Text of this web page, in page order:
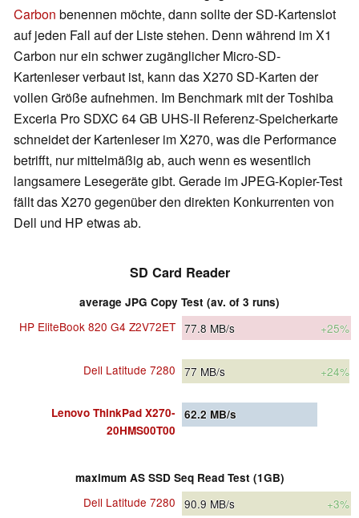
Carbon benennen möchte, dann sollte der SD-Kartenslot
auf jeden Fall auf der Liste stehen. Denn während im X1
Carbon nur ein schwer zugänglicher Micro-SD-
Kartenleser verbaut ist, kann das X270 SD-Karten der
vollen Größe aufnehmen. Im Benchmark mit der Toshiba
Exceria Pro SDXC 64 GB UHS-II Referenz-Speicherkarte
schneidet der Kartenleser im X270, was die Performance
betrifft, nur mittelmäßig ab, auch wenn es wesentlich
langsamere Lesegeräte gibt. Gerade im JPEG-Kopier-Test
fällt das X270 gegenüber den direkten Konkurrenten von
Dell und HP etwas ab.
SD Card Reader
average JPG Copy Test (av. of 3 runs)
HP EliteBook 820 G4 Z2V72ET 77.8 MB/s +25%
Dell Latitude 7280 77 MB/s +24%
Lenovo ThinkPad X270-
20HMS00T00
62.2 MB/s
maximum AS SSD Seq Read Test (1GB)
Dell Latitude 7280 90.9 MB/s +3%